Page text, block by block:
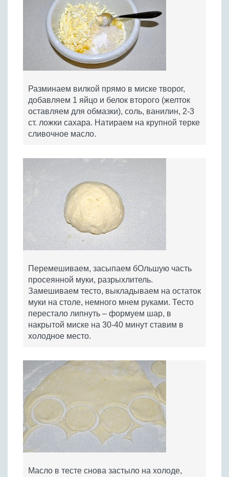
Разминаем вилкой прямо в миске творог,
добавляем 1 яйцо и белок второго (желток
оставляем для обмазки), соль, ванилин, 2-3
ст. ложки сахара. Натираем на крупной терке
сливочное масло.
Перемешиваем, засыпаем бОльшую часть
просеянной муки, разрыхлитель.
Замешиваем тесто, выкладываем на остаток
муки на столе, немного мнем руками. Тесто
перестало липнуть – формуем шар, в
накрытой миске на 30-40 минут ставим в
холодное место.
Масло в тесте снова застыло на холоде,